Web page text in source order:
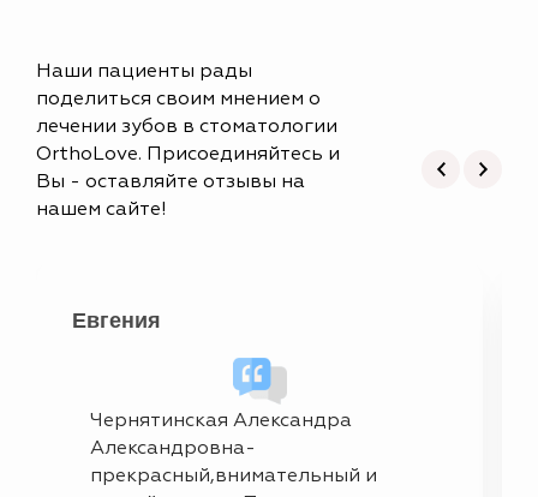
Наши пациенты рады
поделиться своим мнением о
лечении зубов в стоматологии
OrthoLove. Присоединяйтесь и
Вы - оставляйте отзывы на
нашем сайте!
Евгения
Чернятинская Александра
Александровна-
прекрасный,внимательный и